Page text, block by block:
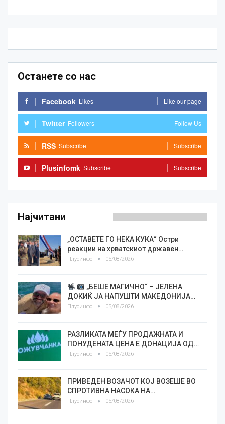
Останете со нас
Facebook Likes Like our page
Twitter Followers Follow Us
RSS Subscribe Subscribe
Plusinfomk Subscribe Subscribe
Најчитани
„ОСТАВЕТЕ ГО НЕКА КУКА“ Остри
реакции на хрватскиот државен…
Плусинфо 05/08/2026
„БЕШЕ МАГИЧНО“ – ЈЕЛЕНА
ДОКИЌ ЈА НАПУШТИ МАКЕДОНИЈА…
Плусинфо 05/08/2026
РАЗЛИКАТА МЕЃУ ПРОДАЖНАТА И
ПОНУДЕНАТА ЦЕНА Е ДОНАЦИЈА ОД…
Плусинфо 05/08/2026
ПРИВЕДЕН ВОЗАЧОТ КОЈ ВОЗЕШЕ ВО
СПРОТИВНА НАСОКА НА…
Плусинфо 05/08/2026